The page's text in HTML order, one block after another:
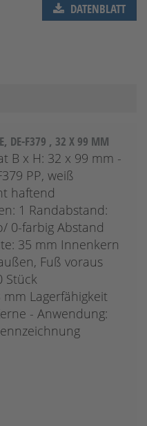
DATENBLATT
DE-F379 , 32 X 99 MM
B x H: 32 x 99 mm -
PP, weiß
haftend
1 Randabstand:
0-farbig Abstand
35 mm Innenkern
Fuß voraus
Stück
Lagerfähigkeit
- Anwendung: